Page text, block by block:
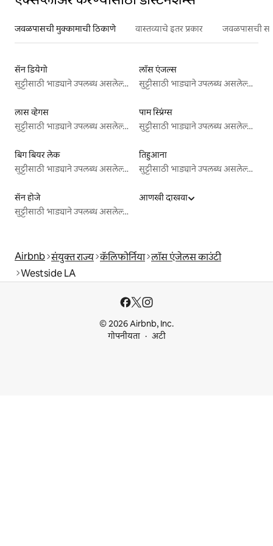
जवळपासची मुक्कामाची ठिकाणे वास्तव्याचे इतर प्रकार जवळपासची
सॅन डियेगो
सुट्टीसाठी भाड्याने उपलब्ध असलेल्या जागा
लॉस एंजल्स
सुट्टीसाठी भाड्याने उपलब्ध असलेल्या जागा
लास व्हेगस
सुट्टीसाठी भाड्याने उपलब्ध असलेल्या जागा
पाम स्प्रिंग्स
सुट्टीसाठी भाड्याने उपलब्ध असलेल्या जागा
बिग बियर लेक
सुट्टीसाठी भाड्याने उपलब्ध असलेल्या जागा
तिहुआना
सुट्टीसाठी भाड्याने उपलब्ध असलेल्या जागा
सॅन होजे
सुट्टीसाठी भाड्याने उपलब्ध असलेल्या जागा
आणखी दाखवा
Airbnb संयुक्त राज्य कॅलिफोर्निया लॉस एंजेलस काउंटी
Westside LA
© 2026 Airbnb, Inc.
गोपनीयता
अटी